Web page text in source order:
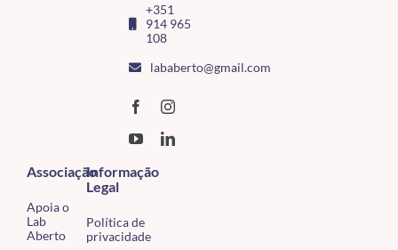
+351
914 965
108
lababerto@gmail.com
Associação
Apoia o
Lab
Aberto
Informação
Legal
Política de
privacidade